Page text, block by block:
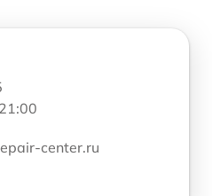
center.ru